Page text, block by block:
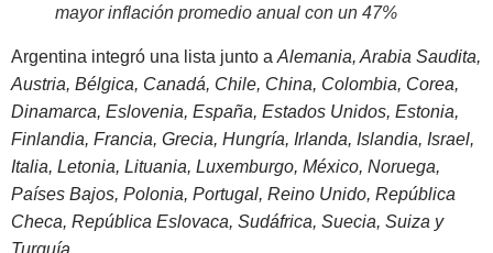
mayor inflación promedio anual con un 47%
Argentina integró una lista junto a Alemania, Arabia Saudita,
Austria, Bélgica, Canadá, Chile, China, Colombia, Corea,
Dinamarca, Eslovenia, España, Estados Unidos, Estonia,
Finlandia, Francia, Grecia, Hungría, Irlanda, Islandia, Israel,
Italia, Letonia, Lituania, Luxemburgo, México, Noruega,
Países Bajos, Polonia, Portugal, Reino Unido, República
Checa, República Eslovaca, Sudáfrica, Suecia, Suiza y